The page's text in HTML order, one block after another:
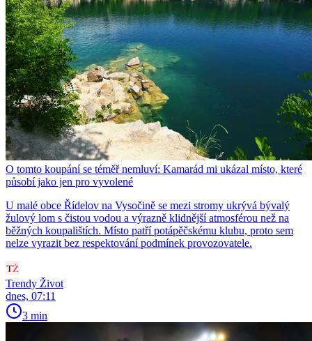
O tomto koupání se téměř nemluví: Kamarád mi ukázal místo, které
působí jako jen pro vyvolené
U malé obce Řídelov na Vysočině se mezi stromy ukrývá bývalý
žulový lom s čistou vodou a výrazně klidnější atmosférou než na
běžných koupalištích. Místo patří potápěčskému klubu, proto sem
nelze vyrazit bez respektování podmínek provozovatele.
Trendy Život
dnes, 07:11
3 min